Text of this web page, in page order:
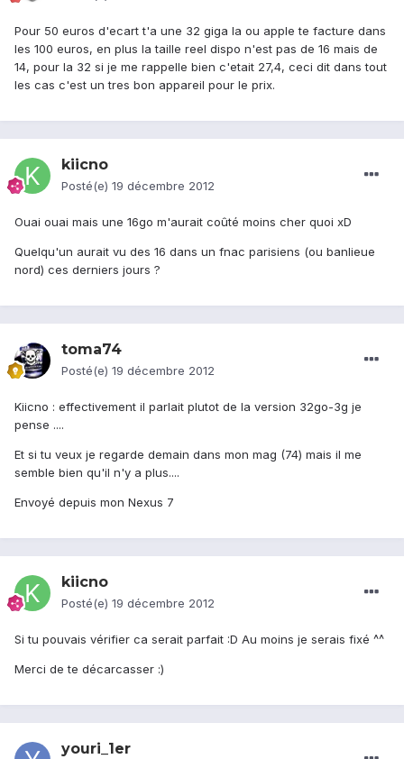
Pour 50 euros d'ecart t'a une 32 giga la ou apple te facture dans
les 100 euros, en plus la taille reel dispo n'est pas de 16 mais de
14, pour la 32 si je me rappelle bien c'etait 27,4, ceci dit dans tout
les cas c'est un tres bon appareil pour le prix.
kiicno
Posté(e) 19 décembre 2012
Ouai ouai mais une 16go m'aurait coûté moins cher quoi xD
Quelqu'un aurait vu des 16 dans un fnac parisiens (ou banlieue
nord) ces derniers jours ?
toma74
Posté(e) 19 décembre 2012
Kiicno : effectivement il parlait plutot de la version 32go-3g je
pense ....
Et si tu veux je regarde demain dans mon mag (74) mais il me
semble bien qu'il n'y a plus....
Envoyé depuis mon Nexus 7
kiicno
Posté(e) 19 décembre 2012
Si tu pouvais vérifier ca serait parfait :D Au moins je serais fixé ^^
Merci de te décarcasser :)
youri_1er